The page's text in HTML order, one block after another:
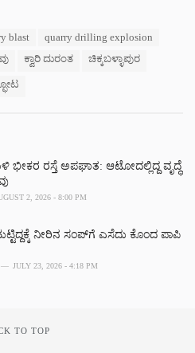
blast
quarry drilling explosion
ಕ್ವಾರಿ ದುರಂತ ಚಿಕ್ಕಬಳ್ಳಾಪುರ
ರಸ್ತೆ ಅಪಘಾತ: ಆಟೋದಲ್ಲಿದ್ದ ವೃದ್ಧೆ
2, 2026 - 8:00 PM
ನೀರಿನ ಸಂಪ್‌ಗೆ ಎಸೆದು ಕೊಂದ ಪಾಪಿ
JULY 23, 2026 - 4:18 PM
TO TOP